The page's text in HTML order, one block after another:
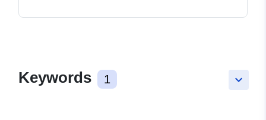
keyboard_arrow_down
Keywords 1